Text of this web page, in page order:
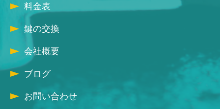
料金表
鍵の交換
会社概要
ブログ
お問い合わせ